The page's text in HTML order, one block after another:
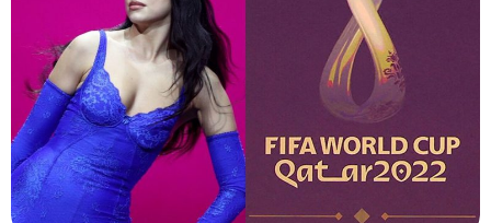
пијанство
ќе
завршите
во
затвор:
мундијалот